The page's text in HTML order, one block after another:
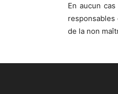
En aucun
de la non